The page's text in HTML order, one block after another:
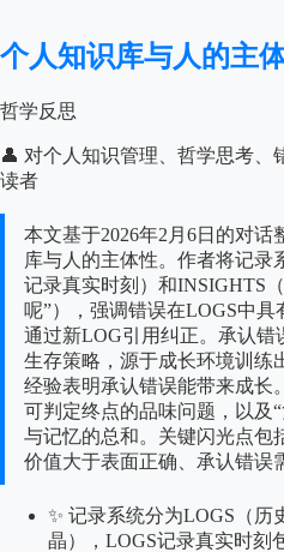
个人知识库与人的主
哲学反思
👤 对个人知识管理、哲学思考、
读者
本文基于2026年2月6日的对
库与人的主体性。作者将记录
记录真实时刻）和INSIGHTS
呢”），强调错误在LOGS中
通过新LOG引用纠正。承认错
生存策略，源于成长环境训练
经验表明承认错误能带来成长
可判定终点的品味问题，以及
与记忆的总和。关键闪光点包
价值大于表面正确、承认错误
✨ 记录系统分为LOGS（
晶），LOGS记录真实时刻